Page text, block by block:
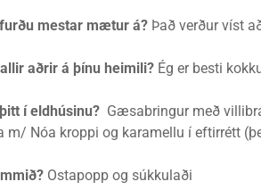
mestar mætur á? Það verður víst
aðrir á þínu heimili? Ég er besti
í eldhúsinu? Gæsabringur með
m/ Nóa kroppi og karamellu í eftirrétt
Ostapopp og súkkulaði